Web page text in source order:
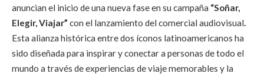
anuncian el inicio de una nueva fase en su campaña “Soñar,
Elegir, Viajar” con el lanzamiento del comercial audiovisual.
Esta alianza histórica entre dos íconos latinoamericanos ha
sido diseñada para inspirar y conectar a personas de todo el
mundo a través de experiencias de viaje memorables y la